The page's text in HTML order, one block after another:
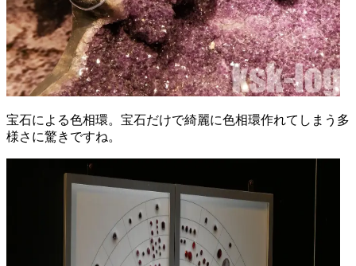
宝石による色相環。宝石だけで綺麗に色相環作れてしまう多
様さに驚きですね。